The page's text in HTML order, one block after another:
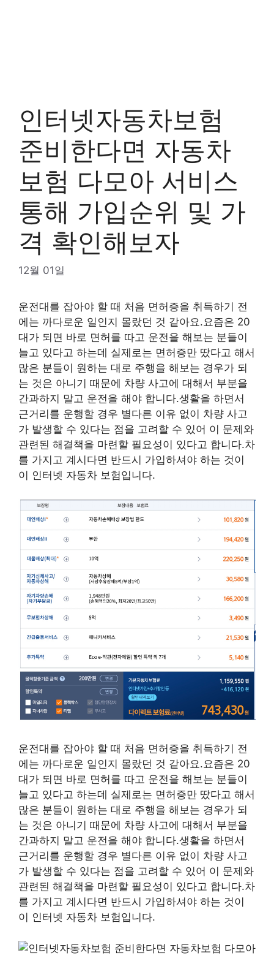
인터넷자동차보험
준비한다면 자동차
보험 다모아 서비스
통해 가입순위 및 가
격 확인해보자
12월 01일
운전대를 잡아야 할 때 처음 면허증을 취득하기 전
에는 까다로운 일인지 몰랐던 것 같아요.요즘은 20
대가 되면 바로 면허를 따고 운전을 해보는 분들이
늘고 있다고 하는데 실제로는 면허증만 땄다고 해서
많은 분들이 원하는 대로 주행을 해보는 경우가 되
는 것은 아니기 때문에 차량 사고에 대해서 부분을
간과하지 말고 운전을 해야 합니다.생활을 하면서
근거리를 운행할 경우 별다른 이유 없이 차량 사고
가 발생할 수 있다는 점을 고려할 수 있어 이 문제와
관련된 해결책을 마련할 필요성이 있다고 합니다.차
를 가지고 계시다면 반드시 가입하셔야 하는 것이
이 인터넷 자동차 보험입니다.
운전대를 잡아야 할 때 처음 면허증을 취득하기 전
에는 까다로운 일인지 몰랐던 것 같아요.요즘은 20
대가 되면 바로 면허를 따고 운전을 해보는 분들이
늘고 있다고 하는데 실제로는 면허증만 땄다고 해서
많은 분들이 원하는 대로 주행을 해보는 경우가 되
는 것은 아니기 때문에 차량 사고에 대해서 부분을
간과하지 말고 운전을 해야 합니다.생활을 하면서
근거리를 운행할 경우 별다른 이유 없이 차량 사고
가 발생할 수 있다는 점을 고려할 수 있어 이 문제와
관련된 해결책을 마련할 필요성이 있다고 합니다.차
를 가지고 계시다면 반드시 가입하셔야 하는 것이
이 인터넷 자동차 보험입니다.